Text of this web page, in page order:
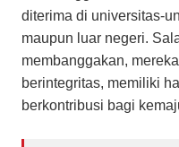
diterima di universitas-
maupun luar negeri.
membanggakan,
berintegritas, memiliki
berkontribusi bagi